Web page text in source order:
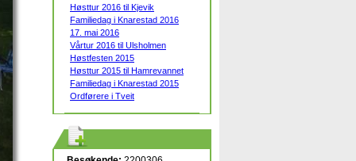
Høsttur 2016 til Kjevik
Familiedag i Knarestad 2016
17. mai 2016
Vårtur 2016 til Ulsholmen
Høstfesten 2015
Høsttur 2015 til Hamrevannet
Familiedag i Knarestad 2015
Ordførere i Tveit